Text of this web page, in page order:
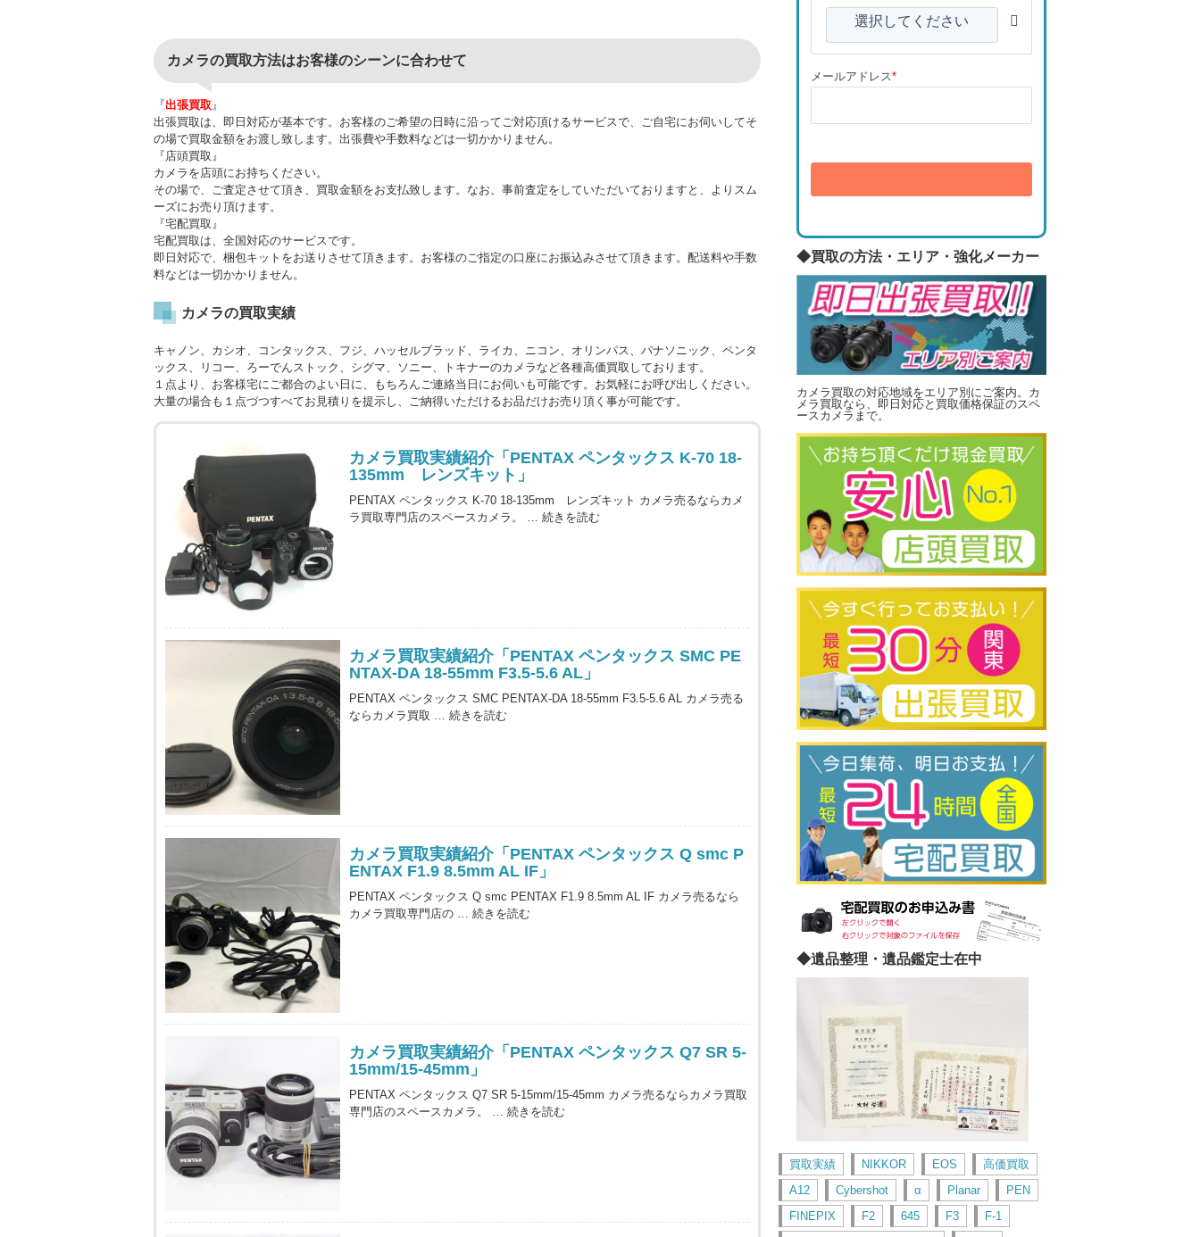
カメラの買取方法はお客様のシーンに合わせて
『出張買取』
出張買取は、即日対応が基本です。お客様のご希望の日時に沿ってご対応頂けるサービスで、ご自宅にお伺いしてそ
の場で買取金額をお渡し致します。出張費や手数料などは一切かかりません。
『店頭買取』
カメラを店頭にお持ちください。
その場で、ご査定させて頂き、買取金額をお支払致します。なお、事前査定をしていただいておりますと、よりスム
ーズにお売り頂けます。
『宅配買取』
宅配買取は、全国対応のサービスです。
即日対応で、梱包キットをお送りさせて頂きます。お客様のご指定の口座にお振込みさせて頂きます。配送料や手数
料などは一切かかりません。
カメラの買取実績
キャノン、カシオ、コンタックス、フジ、ハッセルブラッド、ライカ、ニコン、オリンパス、パナソニック、ペンタ
ックス、リコー、ろーでんストック、シグマ、ソニー、トキナーのカメラなど各種高価買取しております。
１点より、お客様宅にご都合のよい日に、もちろんご連絡当日にお伺いも可能です。お気軽にお呼び出しください。
大量の場合も１点づつすべてお見積りを提示し、ご納得いただけるお品だけお売り頂く事が可能です。
カメラ買取実績紹介「PENTAX ペンタックス K-70 18-
135mm レンズキット」
PENTAX ペンタックス K-70 18-135mm レンズキット カメラ売るならカメ
ラ買取専門店のスペースカメラ。 …続きを読む
カメラ買取実績紹介「PENTAX ペンタックス SMC PE
NTAX-DA 18-55mm F3.5-5.6 AL」
PENTAX ペンタックス SMC PENTAX-DA 18-55mm F3.5-5.6 AL カメラ売る
ならカメラ買取 …続きを読む
カメラ買取実績紹介「PENTAX ペンタックス Q smc P
ENTAX F1.9 8.5mm AL IF」
PENTAX ペンタックス Q smc PENTAX F1.9 8.5mm AL IF カメラ売るなら
カメラ買取専門店の …続きを読む
カメラ買取実績紹介「PENTAX ペンタックス Q7 SR 5-
15mm/15-45mm」
PENTAX ペンタックス Q7 SR 5-15mm/15-45mm カメラ売るならカメラ買取
専門店のスペースカメラ。 …続きを読む
選択してください
メールアドレス*
◆買取の方法・エリア・強化メーカー
カメラ買取の対応地域をエリア別にご案内。カ
メラ買取なら、即日対応と買取価格保証のスペ
ースカメラまで。
◆遺品整理・遺品鑑定士在中
買取実績 NIKKOR EOS
高価買取
A12
Cybershot α Planar
PEN
FINEPIX
F2 645 F3
F-1